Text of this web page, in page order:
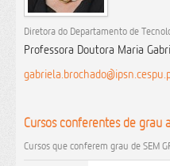
Diretora do Departamento de
Professora Doutora Maria
Cursos conferentes de grau
Cursos que conferem grau de SEM